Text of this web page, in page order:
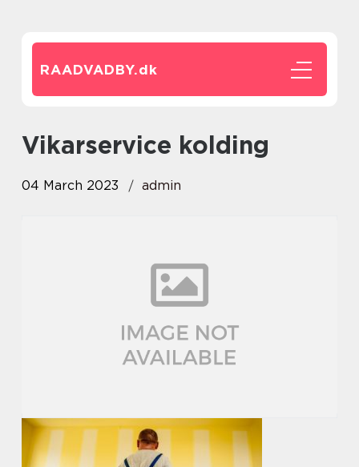
RAADVADBY.dk
vikarservice kolding
04 March 2023 admin